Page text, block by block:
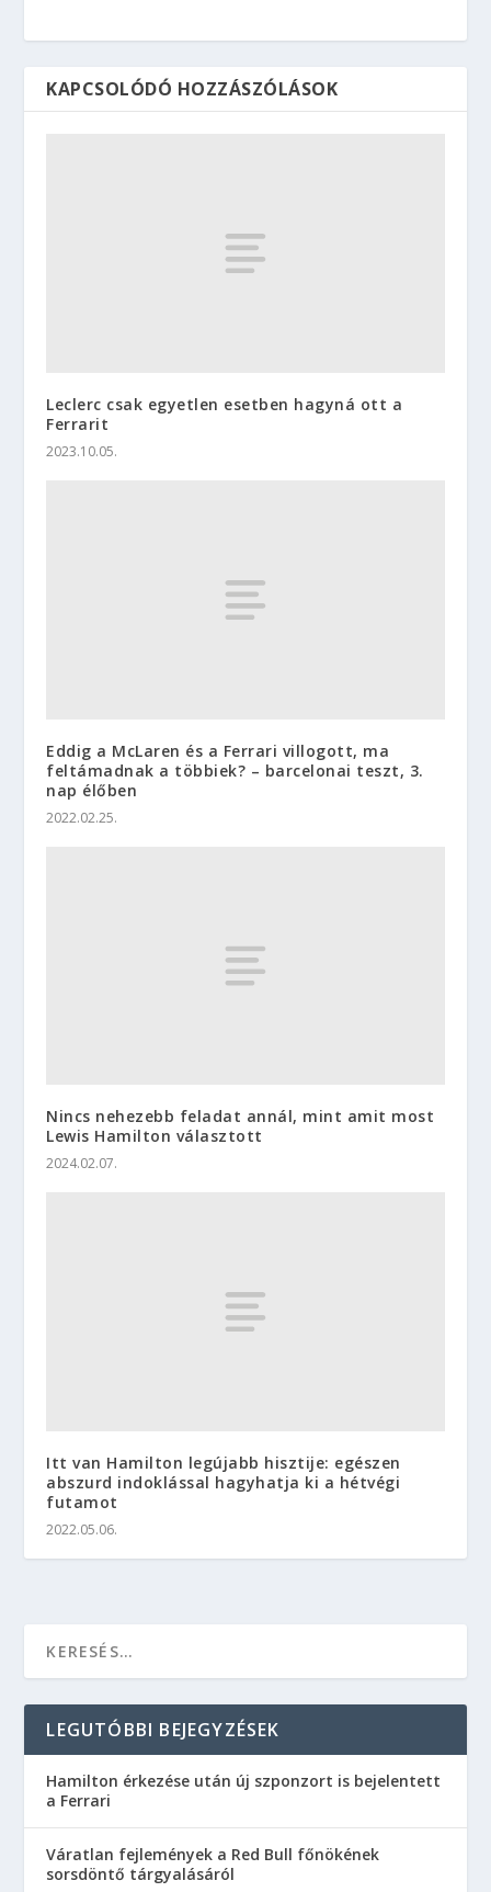
KAPCSOLÓDÓ HOZZÁSZÓLÁSOK
Leclerc csak egyetlen esetben hagyná ott a
Ferrarit
2023.10.05.
Eddig a McLaren és a Ferrari villogott, ma
feltámadnak a többiek? – barcelonai teszt, 3.
nap élőben
2022.02.25.
Nincs nehezebb feladat annál, mint amit most
Lewis Hamilton választott
2024.02.07.
Itt van Hamilton legújabb hisztije: egészen
abszurd indoklással hagyhatja ki a hétvégi
futamot
2022.05.06.
LEGUTÓBBI BEJEGYZÉSEK
Hamilton érkezése után új szponzort is bejelentett
a Ferrari
Váratlan fejlemények a Red Bull főnökének
sorsdöntő tárgyalásáról